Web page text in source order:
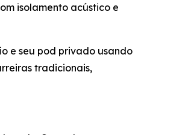
isolamento acústico e
e seu pod privado usando
tradicionais,